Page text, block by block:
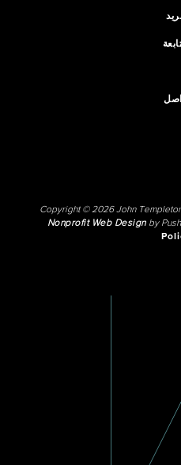
Copyright © 2026 John
Nonprofit Web Designby